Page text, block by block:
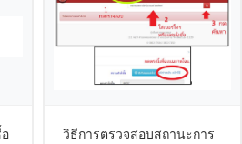
วิธีการตรวจสอบสถานะการ